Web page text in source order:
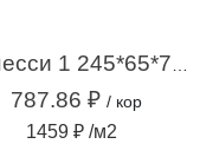
787.86 ₽ / кор
1459 ₽ /м2